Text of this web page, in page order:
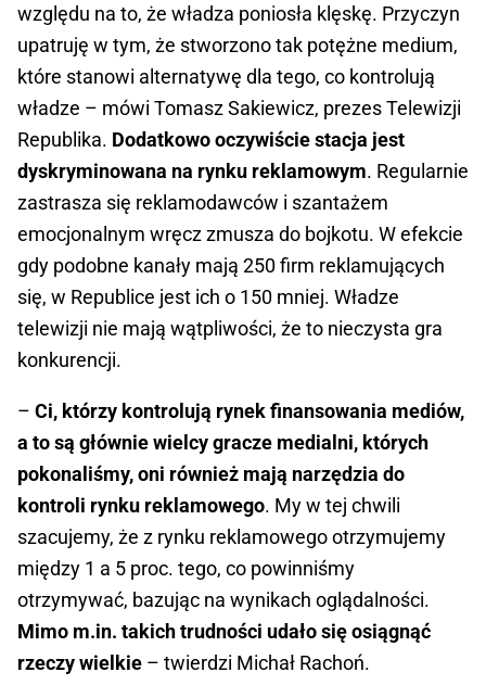
względu na to, że władza poniosła klęskę. Przyczyn
upatruję w tym, że stworzono tak potężne medium,
które stanowi alternatywę dla tego, co kontrolują
władze – mówi Tomasz Sakiewicz, prezes Telewizji
Republika. Dodatkowo oczywiście stacja jest
dyskryminowana na rynku reklamowym. Regularnie
zastrasza się reklamodawców i szantażem
emocjonalnym wręcz zmusza do bojkotu. W efekcie
gdy podobne kanały mają 250 firm reklamujących
się, w Republice jest ich o 150 mniej. Władze
telewizji nie mają wątpliwości, że to nieczysta gra
konkurencji.
– Ci, którzy kontrolują rynek finansowania mediów,
a to są głównie wielcy gracze medialni, których
pokonaliśmy, oni również mają narzędzia do
kontroli rynku reklamowego. My w tej chwili
szacujemy, że z rynku reklamowego otrzymujemy
między 1 a 5 proc. tego, co powinniśmy
otrzymywać, bazując na wynikach oglądalności.
Mimo m.in. takich trudności udało się osiągnąć
rzeczy wielkie – twierdzi Michał Rachoń.